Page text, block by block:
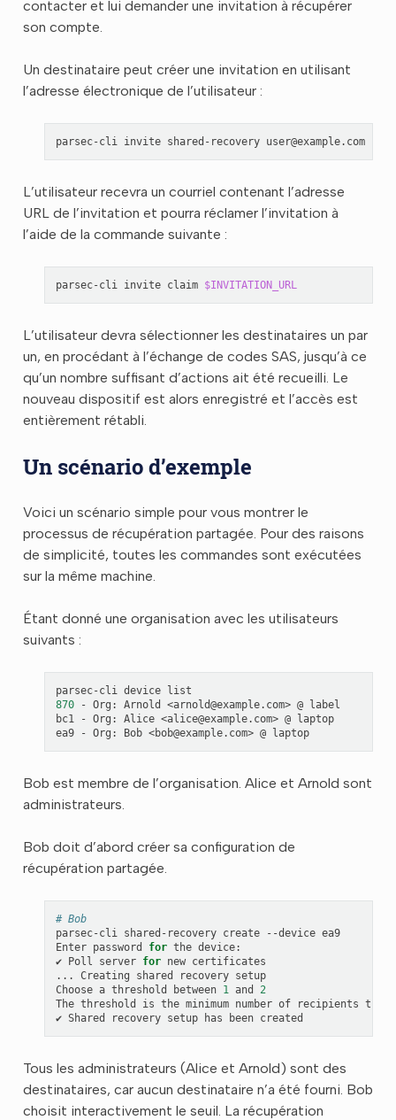
contacter et lui demander une invitation à récupérer
son compte.
Un destinataire peut créer une invitation en utilisant
l’adresse électronique de l’utilisateur :
parsec-cli invite shared-recovery user@example.com
L’utilisateur recevra un courriel contenant l’adresse
URL de l’invitation et pourra réclamer l’invitation à
l’aide de la commande suivante :
parsec-cli invite claim $INVITATION_URL
L’utilisateur devra sélectionner les destinataires un par
un, en procédant à l’échange de codes SAS, jusqu’à ce
qu’un nombre suffisant d’actions ait été recueilli. Le
nouveau dispositif est alors enregistré et l’accès est
entièrement rétabli.
Un scénario d’exemple
Voici un scénario simple pour vous montrer le
processus de récupération partagée. Pour des raisons
de simplicité, toutes les commandes sont exécutées
sur la même machine.
Étant donné une organisation avec les utilisateurs
suivants :
parsec-cli device
870
- Org: Arnold <arnold@example.com> @ label
bc1
- Org: Alice <alice@example.com> @ laptop
ea9
- Org: Bob <bob@example.com> @ laptop
Bob est membre de l’organisation. Alice et Arnold sont
administrateurs.
Bob doit d’abord créer sa configuration de
récupération partagée.
# Bob
parsec-cli shared-recovery create --device ea9
Enter password for the device:
✔ Poll server for new certificates
...
Creating shared recovery setup
Choose a threshold between 1 and
2
The threshold is the minimum number of recipients that
✔ Shared recovery setup has been
Tous les administrateurs (Alice et Arnold) sont des
destinataires, car aucun destinataire n’a été fourni. Bob
choisit interactivement le seuil. La récupération